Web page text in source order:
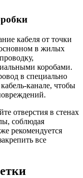
кабеля от точки
в жилых
коробами.
в специально
канале, чтобы
отверстия в стенах
соблюдая
рекомендуется
все